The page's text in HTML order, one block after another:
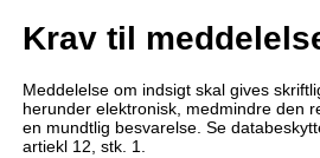
Krav til
Meddelelse om indsigt skal gives
herunder elektronisk, medmindre den
en mundtlig besvarelse. Se
artiekl 12, stk. 1.